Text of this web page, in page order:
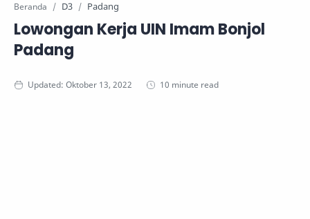
Beranda D3 Padang
Lowongan Kerja UIN Imam Bonjol
Padang
10 minute read